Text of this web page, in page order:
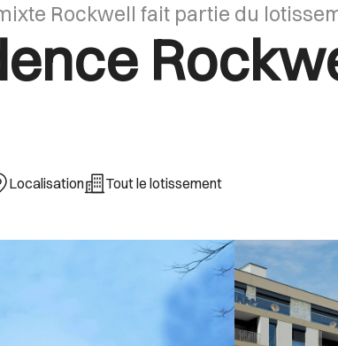
Rockwell fait partie du
Localisation Tout le lotissement